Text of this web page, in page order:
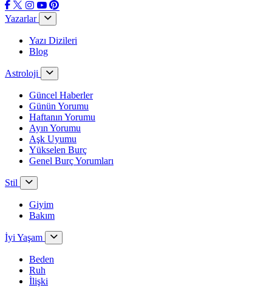
Yazarlar
Yazı Dizileri
Blog
Astroloji
Güncel Haberler
Günün Yorumu
Haftanın Yorumu
Ayın Yorumu
Aşk Uyumu
Yükselen Burç
Genel Burç Yorumları
Stil
Giyim
Bakım
İyi Yaşam
Beden
Ruh
İlişki